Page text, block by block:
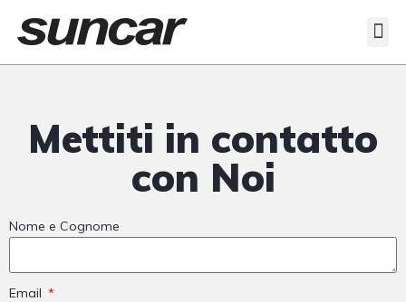
Mettiti in contatto
con Noi
Nome e Cognome
Email